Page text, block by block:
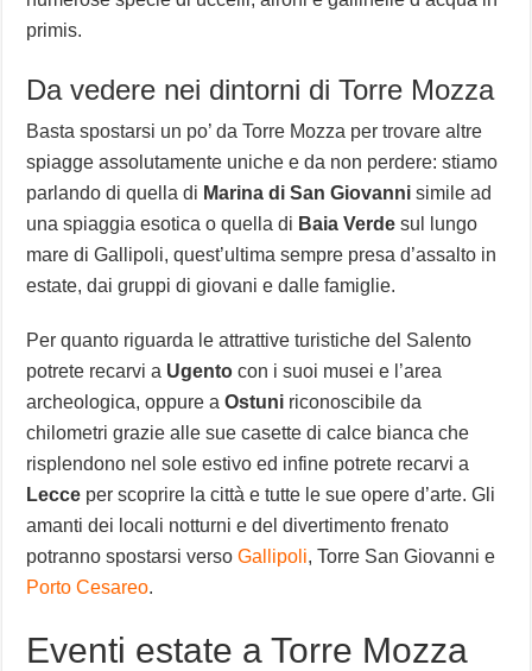
primis.
Da vedere nei dintorni di Torre Mozza
Basta spostarsi un po’ da Torre Mozza per trovare altre
spiagge assolutamente uniche e da non perdere: stiamo
parlando di quella di Marina di San Giovanni simile ad
una spiaggia esotica o quella di Baia Verde sul lungo
mare di Gallipoli, quest’ultima sempre presa d’assalto in
estate, dai gruppi di giovani e dalle famiglie.
Per quanto riguarda le attrattive turistiche del Salento
potrete recarvi a Ugento con i suoi musei e l’area
archeologica, oppure aOstuni riconoscibile da
chilometri grazie alle sue casette di calce bianca che
risplendono nel sole estivo ed infine potrete recarvi a
Lecce per scoprire la città e tutte le sue opere d’arte. Gli
amanti dei locali notturni e del divertimento frenato
potranno spostarsi versoGallipoli, Torre San Giovanni e
Porto Cesareo.
Eventi estate a Torre Mozza